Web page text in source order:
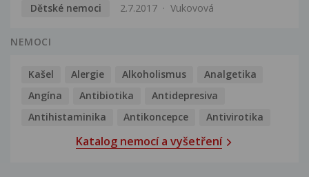
Dětské nemoci
2.7.2017 Vukovová
NEMOCI
Kašel Alergie Alkoholismus
Analgetika
Angína
Antibiotika
Antidepresiva
Antihistaminika
Antikoncepce Antivirotika
Katalog nemocí a vyšetření